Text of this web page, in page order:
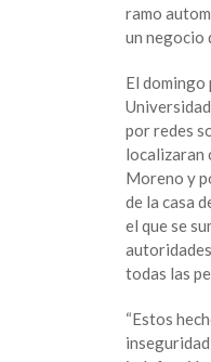
ramo
un negocio
El
por redes
localizaran
Moreno y
de la casa
el que se
todas las
“Estos